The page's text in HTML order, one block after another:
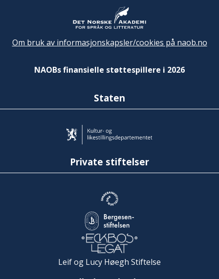
Om bruk av informasjonskapsler/cookies på naob.no
NAOBs finansielle støttespillere i 2026
Staten
Private stiftelser
Leif og Lucy Høegh Stiftelse